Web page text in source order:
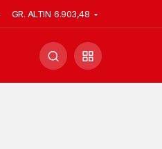
GR. ALTIN 6.903,48